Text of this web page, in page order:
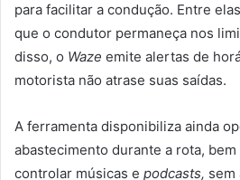
para facilitar a condução. Entre
que o condutor permaneça nos
disso, o Waze emite alertas de
motorista não atrase suas saídas.
A ferramenta disponibiliza ainda
abastecimento durante a rota,
controlar músicas e podcasts, sem